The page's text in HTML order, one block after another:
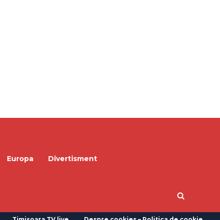
Europa Divertisment